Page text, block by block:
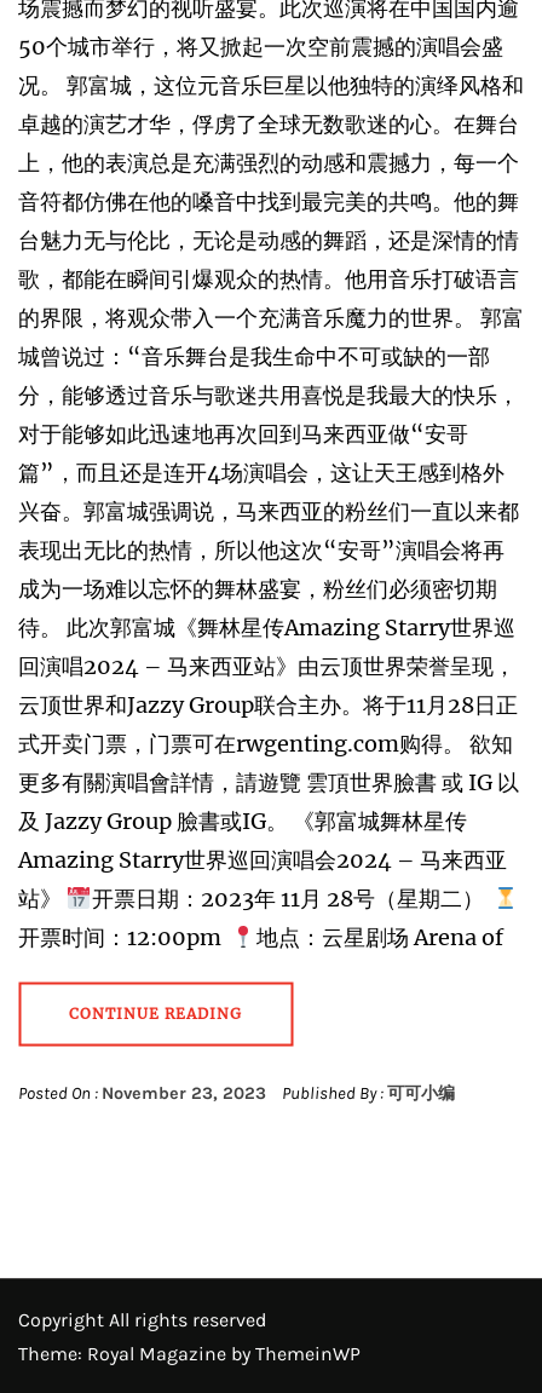
场震撼而梦幻的视听盛宴。此次巡演将在中国国内逾
50个城市举行，将又掀起一次空前震撼的演唱会盛
况。 郭富城，这位元音乐巨星以他独特的演绎风格和
卓越的演艺才华，俘虏了全球无数歌迷的心。在舞台
上，他的表演总是充满强烈的动感和震撼力，每一个
音符都仿佛在他的嗓音中找到最完美的共鸣。他的舞
台魅力无与伦比，无论是动感的舞蹈，还是深情的情
歌，都能在瞬间引爆观众的热情。他用音乐打破语言
的界限，将观众带入一个充满音乐魔力的世界。 郭富
城曾说过：“音乐舞台是我生命中不可或缺的一部
分，能够透过音乐与歌迷共用喜悦是我最大的快乐，
对于能够如此迅速地再次回到马来西亚做“安哥
篇”，而且还是连开4场演唱会，这让天王感到格外
兴奋。郭富城强调说，马来西亚的粉丝们一直以来都
表现出无比的热情，所以他这次“安哥”演唱会将再
成为一场难以忘怀的舞林盛宴，粉丝们必须密切期
待。 此次郭富城《舞林星传Amazing Starry世界巡
回演唱2024 – 马来西亚站》由云顶世界荣誉呈现，
云顶世界和Jazzy Group联合主办。将于11月28日正
式开卖门票，门票可在rwgenting.com购得。 欲知
更多有關演唱會詳情，請遊覽 雲頂世界臉書 或 IG 以
及 Jazzy Group 臉書或IG。 《郭富城舞林星传
Amazing Starry世界巡回演唱会2024 – 马来西亚
站》
开票日期：2023年 11月 28号（星期二）
开票时间：12:00pm
地点：云星剧场 Arena of
CONTINUE READING
Posted On : November 23, 2023 Published By :可可小编
Copyright All rights reserved
Theme: Royal Magazine by ThemeinWP